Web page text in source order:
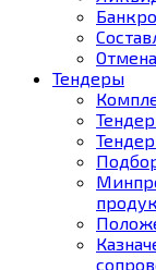
Тендеры